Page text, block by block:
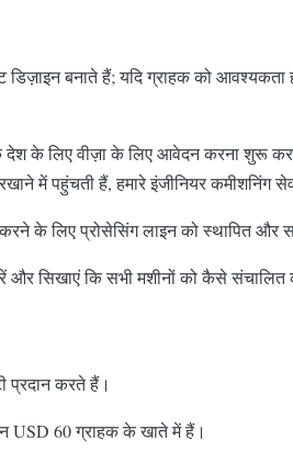
बनाते हैं; यदि ग्राहक को आवश्यकता
के लिए वीज़ा के लिए आवेदन करना शुरू
में पहुंचती हैं, हमारे इंजीनियर कमीशनिंग
करने के लिए प्रोसेसिंग लाइन को स्थापित
करें और सिखाएं कि सभी मशीनों को कैसे
प्रदान करते हैं।
USD 60 ग्राहक के खाते में हैं।